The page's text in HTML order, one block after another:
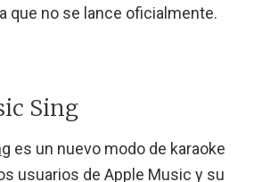
que no se lance oficialmente.
Sing
es un nuevo modo de karaoke
usuarios de Apple Music y su